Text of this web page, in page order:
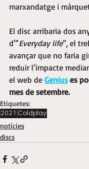
marxandatge i
El disc arribaria dos
d'”Everyday life”, el
avançar que no faria
reduir l’impacte
el web de Genius es
mes de setembre.
Etiquetes:
2021 Coldplay
notícies
discs